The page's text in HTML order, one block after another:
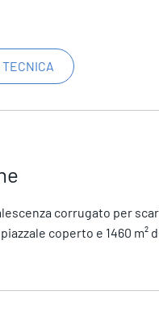
corrugato per
coperto e 1460 m²